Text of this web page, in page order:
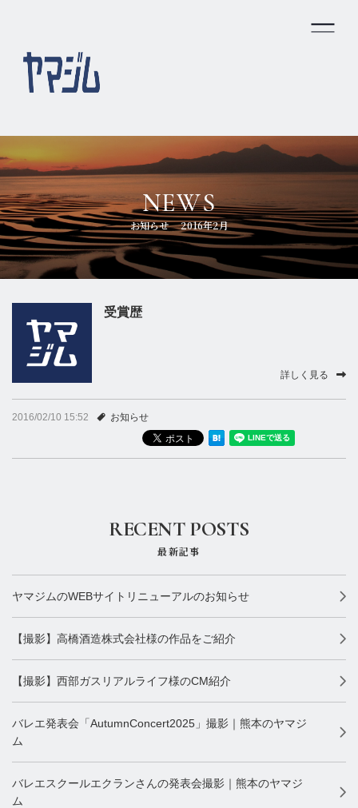
ホーム
ヤマジムの強み
会社概要
スタッフ紹介
お問い合わせ
お知らせ
NEWS
お知らせ 2016年2月
受賞歴
詳しく見る
2016/02/10 15:52 お知らせ
RECENT POSTS
最新記事
ヤマジムのWEBサイトリニューアルのお知らせ
【撮影】高橋酒造株式会社様の作品をご紹介
【撮影】西部ガスリアルライフ様のCM紹介
バレエ発表会「AutumnConcert2025」撮影｜熊本のヤマジ
ム
バレエスクールエクランさんの発表会撮影｜熊本のヤマジ
ム